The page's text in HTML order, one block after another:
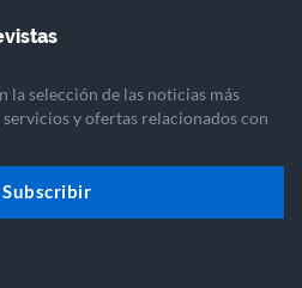
la selección de las noticias más
y ofertas relacionados con
Subscribir